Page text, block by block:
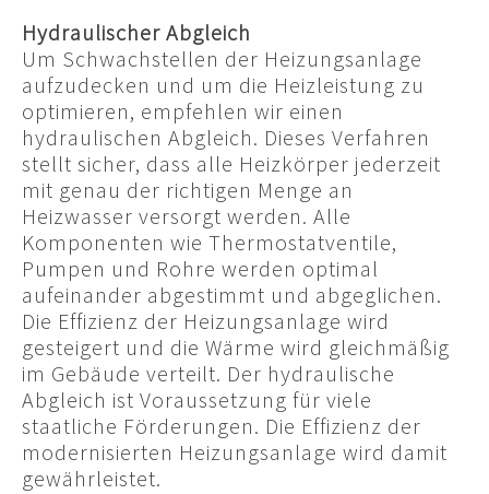
Hydraulischer Abgleich
Um Schwachstellen der Heizungsanlage
aufzudecken und um die Heizleistung zu
optimieren, empfehlen wir einen
hydraulischen Abgleich. Dieses Verfahren
stellt sicher, dass alle Heizkörper jederzeit
mit genau der richtigen Menge an
Heizwasser versorgt werden. Alle
Komponenten wie Thermostatventile,
Pumpen und Rohre werden optimal
aufeinander abgestimmt und abgeglichen.
Die Effizienz der Heizungsanlage wird
gesteigert und die Wärme wird gleichmäßig
im Gebäude verteilt. Der hydraulische
Abgleich ist Voraussetzung für viele
staatliche Förderungen. Die Effizienz der
modernisierten Heizungsanlage wird damit
gewährleistet.